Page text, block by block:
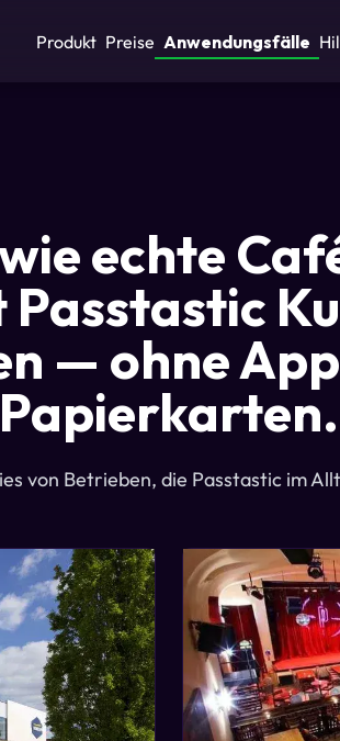
Produkt Preise Anwendungsfälle
echte
— ohne
Papierkarten.
von Betrieben, die Passtastic im